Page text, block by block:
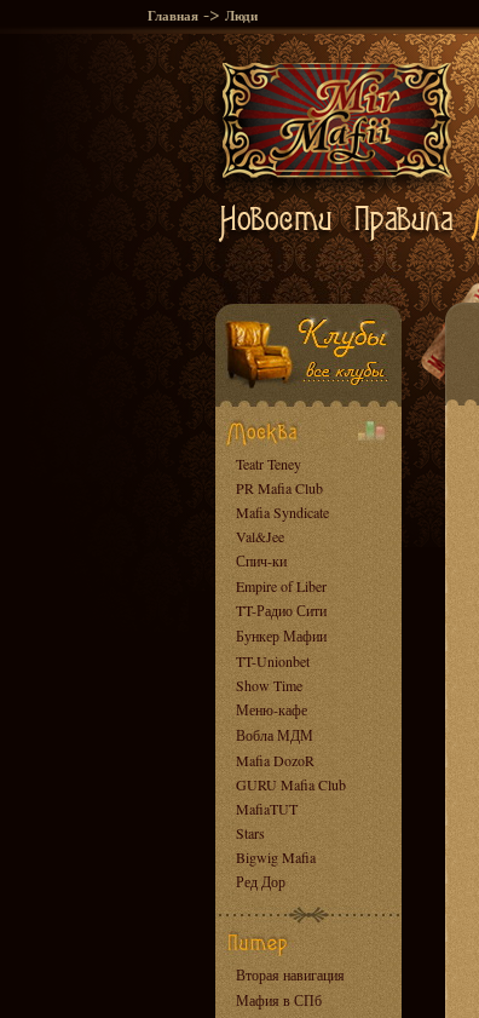
Главная -> Люди
Teatr Teney
PR Mafia Club
Mafia Syndicate
Val&Jee
Спич-ки
Empire of Liber
TT-Радио Сити
Бункер Мафии
TT-Unionbet
Show Time
Меню-кафе
Вобла МДМ
Mafia DozoR
GURU Mafia Club
MafiaTUT
Stars
Bigwig Mafia
Ред Дор
Вторая навигация
Мафия в СПб